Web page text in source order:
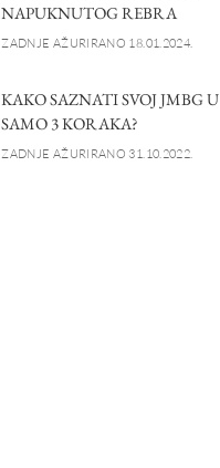
NAPUKNUTOG REBRA
ZADNJE AŽURIRANO 18.01.2024.
KAKO SAZNATI SVOJ JMBG U
SAMO 3 KORAKA?
ZADNJE AŽURIRANO 31.10.2022.